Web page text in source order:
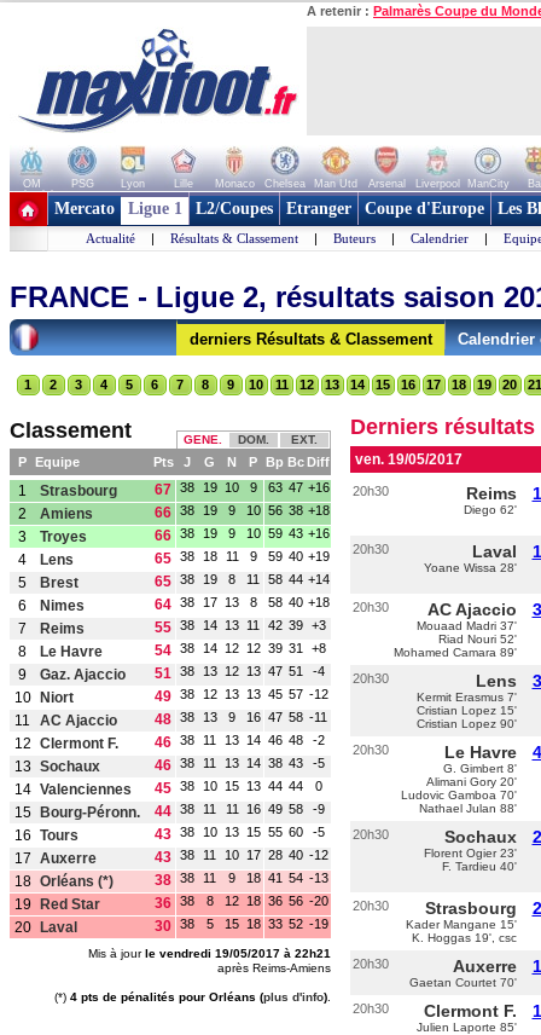
A retenir : Palmarès Coupe du
OM PSG Lyon Lille Monaco Chelsea Man Utd Arsenal Liverpool ManCity
+ de clubs
Mercato Ligue 1 L2/Coupes Etranger Coupe d'Europe Les
Actualité | Résultats & Classement | Buteurs | Calendrier |
FRANCE - Ligue 2, résultats saison
derniers Résultats & Classement Calendrier
1 2 3 4 5 6 7 8 9 10 11 12 13 14 15 16 17 18 19 20 21
Classement GENE. DOM. EXT.
P Equipe Pts J G N P Bp Bc Diff
1 Strasbourg 67 38 19 10 9 63 47 +16
2 Amiens 66 38 19 9 10 56 38 +18
3 Troyes 66 38 19 9 10 59 43 +16
4 Lens 65 38 18 11 9 59 40 +19
5 Brest 65 38 19 8 11 58 44 +14
6 Nimes 64 38 17 13 8 58 40 +18
7 Reims 55 38 14 13 11 42 39 +3
8 Le Havre 54 38 14 12 12 39 31 +8
9 Gaz. Ajaccio 51 38 13 12 13 47 51 -4
10 Niort 49 38 12 13 13 45 57 -12
11 AC Ajaccio 48 38 13 9 16 47 58 -11
12 Clermont F. 46 38 11 13 14 46 48 -2
13 Sochaux 46 38 11 13 14 38 43 -5
14 Valenciennes 45 38 10 15 13 44 44 0
15 Bourg-Péronn. 44 38 11 11 16 49 58 -9
16 Tours 43 38 10 13 15 55 60 -5
17 Auxerre 43 38 11 10 17 28 40 -12
18 Orléans (*) 38 38 11 9 18 41 54 -13
19 Red Star 36 38 8 12 18 36 56 -20
20 Laval 30 38 5 15 18 33 52 -19
Mis à jourle vendredi 19/05/2017 à 22h21
après Reims-Amiens
(*) 4 pts de pénalités pour Orléans (plus d'info)
Derniers résultats
ven. 19/05/2017
20h30 Reims
Diego 62'
20h30 Laval
Yoane Wissa 28'
20h30 AC Ajaccio
Mouaad Madri 37'
Riad Nouri 52'
Mohamed Camara 89'
20h30 Lens
Kermit Erasmus 7'
Cristian Lopez 15'
Cristian Lopez 90'
20h30 Le Havre
G. Gimbert 8'
Alimani Gory 20'
Ludovic Gamboa 70'
Nathael Julan 88'
20h30 Sochaux
Florent Ogier 23'
F. Tardieu 40'
20h30 Strasbourg
Kader Mangane 15'
K. Hoggas 19', csc
20h30 Auxerre
Gaetan Courtet 70'
20h30 Clermont F.
Julien Laporte 85'